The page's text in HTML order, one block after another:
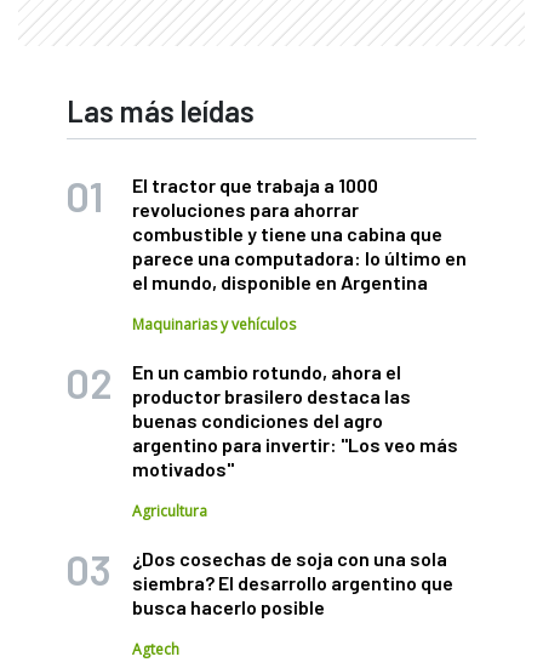
Las más leídas
El tractor que trabaja a 1000
revoluciones para ahorrar
combustible y tiene una cabina que
parece una computadora: lo último en
el mundo, disponible en Argentina
Maquinarias y vehículos
En un cambio rotundo, ahora el
productor brasilero destaca las
buenas condiciones del agro
argentino para invertir: "Los veo más
motivados"
Agricultura
¿Dos cosechas de soja con una sola
siembra? El desarrollo argentino que
busca hacerlo posible
Agtech